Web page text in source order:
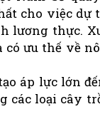
cho việc dự
lương thực.
ưu thế về
áp lực lớn
các loại cây